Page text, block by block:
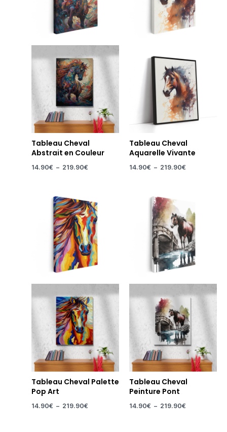
Tableau Cheval
Abstrait en Couleur
14.90€ – 219.90€
Tableau Cheval
Aquarelle Vivante
14.90€ – 219.90€
Tableau Cheval Palette
Pop Art
14.90€ – 219.90€
de
prix :
14.90€
à
219.90€
Tableau Cheval
Peinture Pont
14.90€ – 219.90€
prix :
14.90€
à
219.90€